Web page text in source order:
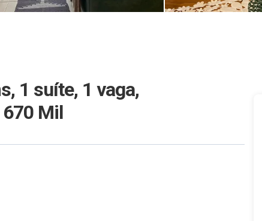
1 suíte, 1 vaga,
670 Mil